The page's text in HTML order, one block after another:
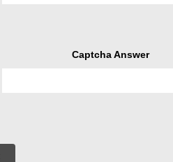
Captcha Answer